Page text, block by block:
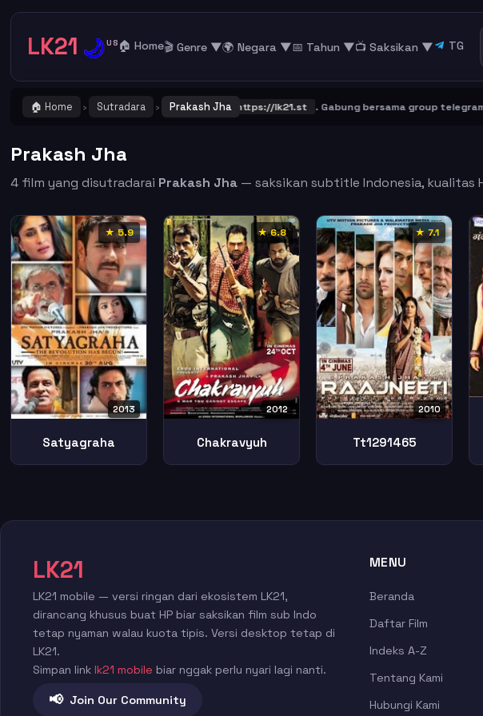
LK21 🌙US 🏠 Home🎬 Genre ▼🌍 Negara ▼📅 Tahun ▼📺 Saksikan ▼ TG
🏠 Home › Sutradara › Prakash Jha
! Catat dan Bookmark alamat URL LK21 https://lk21.st . Gabung bersama group telegram
Prakash Jha
4 film yang disutradarai Prakash Jha — saksikan subtitle Indonesia, kualitas
★ 5.9
2013
Satyagraha
★ 6.8
2012
Chakravyuh
★ 7.1
2010
Tt1291465
LK21
LK21 mobile — versi ringan dari ekosistem LK21,
dirancang khusus buat HP biar saksikan film sub Indo
tetap nyaman walau kuota tipis. Versi desktop tetap di
LK21.
Simpan link lk21 mobile biar nggak perlu nyari lagi nanti.
📢 Join Our Community
MENU
Beranda
Daftar Film
Indeks A-Z
Tentang Kami
Hubungi Kami